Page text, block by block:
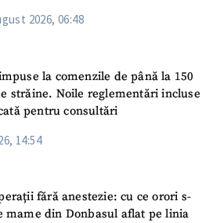
2026, 06:48
la comenzile de până la 150
străine. Noile reglementări incluse
pentru consultări
14:54
fără anestezie: cu ce orori s-
mame din Donbasul aflat pe linia